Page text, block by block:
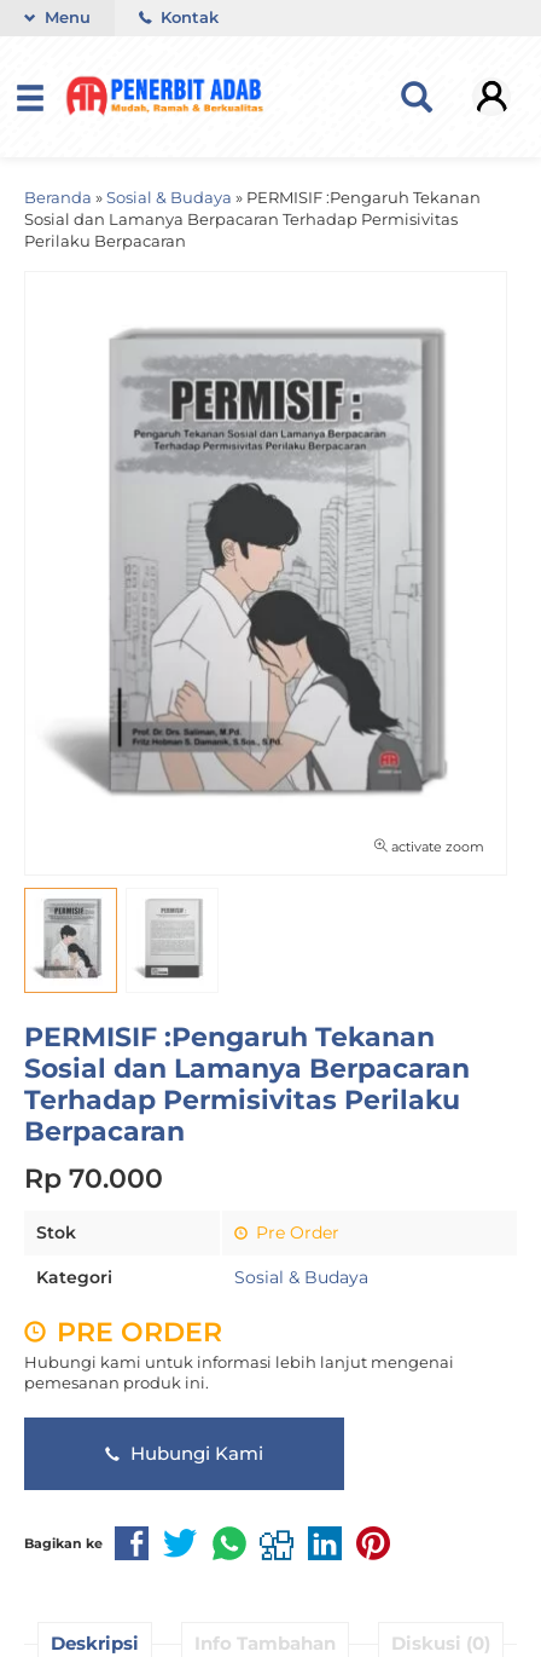
Menu Kontak
Beranda » Sosial & Budaya » PERMISIF :Pengaruh Tekanan
Sosial dan Lamanya Berpacaran Terhadap Permisivitas
Perilaku Berpacaran
activate zoom
PERMISIF :Pengaruh Tekanan
Sosial dan Lamanya Berpacaran
Terhadap Permisivitas Perilaku
Berpacaran
Rp 70.000
Stok Pre Order
Kategori Sosial & Budaya
PRE ORDER
Hubungi kami untuk informasi lebih lanjut mengenai
pemesanan produk ini.
Hubungi Kami
Bagikan ke
Deskripsi Info Tambahan Diskusi (0)